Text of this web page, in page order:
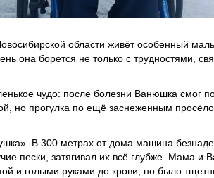
области живёт особенный
она борется не только с трудностями,
чудо: после болезни Ванюшка смог
но прогулка по ещё заснеженным
В 300 метрах от дома машина
пески, затягивал их всё глубже. Мама
и голыми руками до крови, но было